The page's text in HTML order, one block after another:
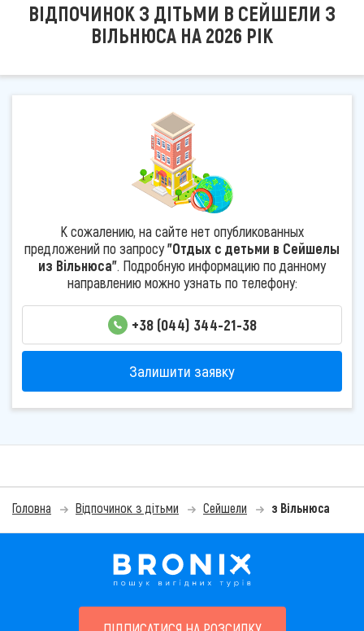
ВІДПОЧИНОК З ДІТЬМИ В СЕЙШЕЛИ З
ВІЛЬНЮСА НА 2026 РІК
К сожалению, на сайте нет опубликованных
предложений по запросу"Отдых с детьми в Сейшелы
из Вільнюса". Подробную информацию по данному
направлению можно узнать по телефону:
+38 (044) 344-21-38
Залишити заявку
Головна Відпочинок з дітьми Сейшели з Вільнюса